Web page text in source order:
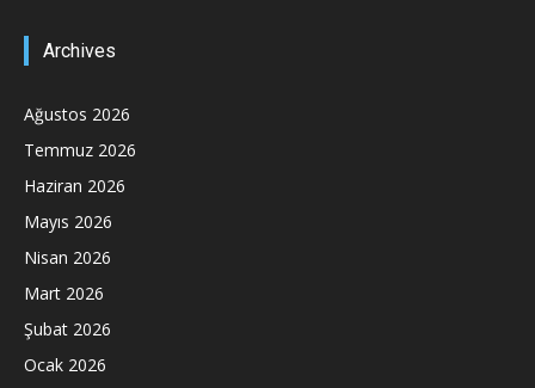
Archives
Ağustos 2026
Temmuz 2026
Haziran 2026
Mayıs 2026
Nisan 2026
Mart 2026
Şubat 2026
Ocak 2026